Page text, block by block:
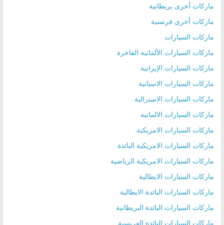
ماركات أخرى بريطانية
ماركات أخرى فرنسية
ماركات السيارات
ماركات السيارات الألمانية الفاخرة
ماركات السيارات الإيرانية
ماركات السيارات الاسبانية
ماركات السيارات الاسترالية
ماركات السيارات الالمانية
ماركات السيارات الامريكية
ماركات السيارات الامريكية البائدة
ماركات السيارات الامريكية الرياضية
ماركات السيارات الايطالية
ماركات السيارات البائدة الايطالية
ماركات السيارات البائدة البريطانية
ماركات السيارات البائدة الفرنسية